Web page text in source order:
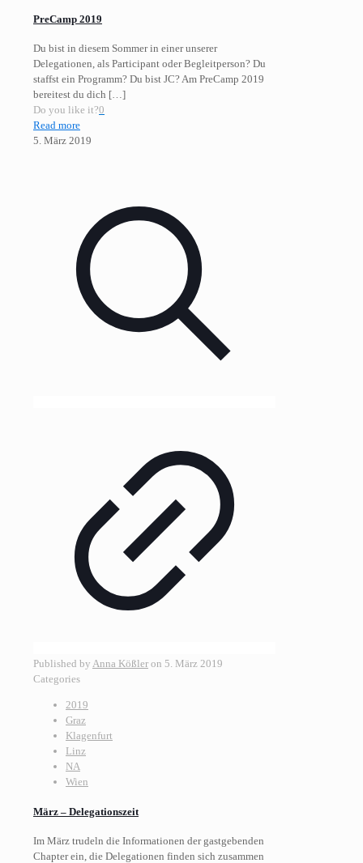
PreCamp 2019
Du bist in diesem Sommer in einer unserer
Delegationen, als Participant oder Begleitperson? Du
staffst ein Programm? Du bist JC? Am PreCamp 2019
bereitest du dich […]
Do you like it?0
Read more
5. März 2019
Published by Anna Kößler on 5. März 2019
Categories
2019
Graz
Klagenfurt
Linz
NA
Wien
März – Delegationszeit
Im März trudeln die Informationen der gastgebenden
Chapter ein, die Delegationen finden sich zusammen